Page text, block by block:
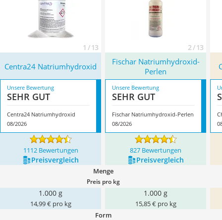
1 / 13 2 / 13
Centra24 Natriumhydroxid
Fischar Natriumhydroxid-
Perlen
Unsere Bewertung
SEHR GUT
Centra24 Natriumhydroxid
08/2026
Unsere Bewertung
SEHR GUT
Fischar Natriumhydroxid-Perlen
08/2026
1112 Bewertungen 827 Bewertungen
Preis­vergleich Preis­vergleich
Menge
Preis pro kg
1.000 g
14,99 € pro kg
1.000 g
15,85 € pro kg
Form